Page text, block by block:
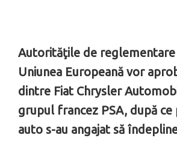
Autorităţile de
Uniunea Europeană vor
dintre Fiat Chrysler
grupul francez PSA, după
auto s-au angajat să